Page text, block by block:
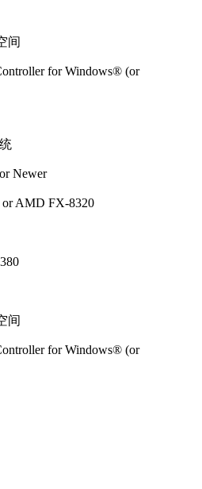
间
for Windows® (or
Newer
AMD FX-8320
间
for Windows® (or